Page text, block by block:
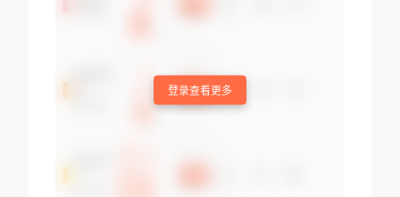
登录查看更多